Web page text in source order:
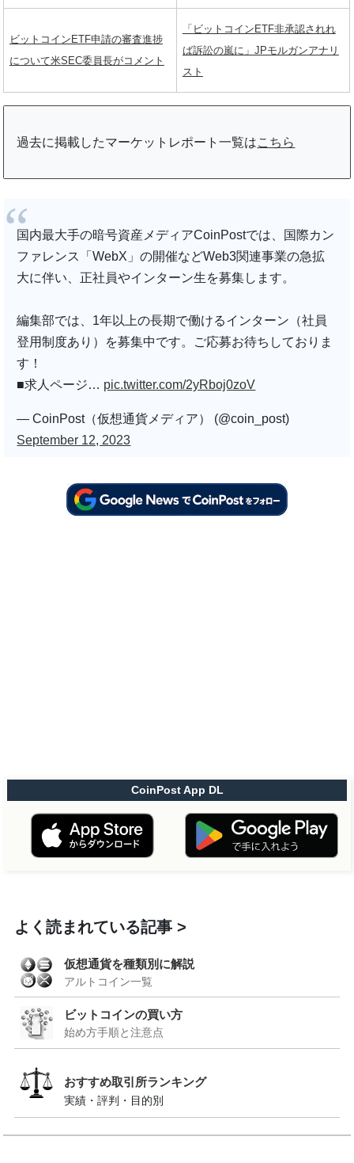
ビットコインETF申請の審査進捗
について米SEC委員長がコメント
「ビットコインETF非承認されれ
ば訴訟の嵐に」JPモルガンアナリ
スト
過去に掲載したマーケットレポート一覧はこちら
国内最大手の暗号資産メディアCoinPostでは、国際カン
ファレンス「WebX」の開催などWeb3関連事業の急拡
大に伴い、正社員やインターン生を募集します。
編集部では、1年以上の長期で働けるインターン（社員
登用制度あり）を募集中です。ご応募お待ちしておりま
す！
■求人ページ… pic.twitter.com/2yRboj0zoV
— CoinPost（仮想通貨メディア） (@coin_post)
September 12, 2023
CoinPost App DL
よく読まれている記事
仮想通貨を種類別に解説
アルトコイン一覧
ビットコインの買い方
始め方手順と注意点
おすすめ取引所ランキング
実績・評判・目的別